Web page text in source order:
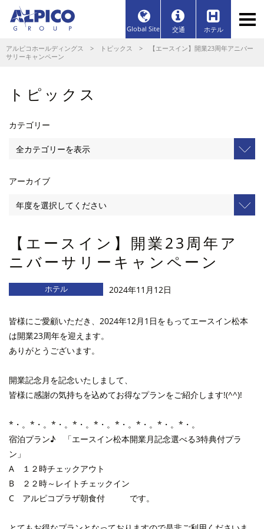
Global Site 交通 ホテル
アルピコホールディングス > トピックス > 【エースイン】開業23周年アニバー
サリーキャンペーン
トピックス
カテゴリー
アーカイブ
【エースイン】開業23周年ア
ニバーサリーキャンペーン
ホテル 2024年11月12日
皆様にご愛顧いただき、2024年12月1日をもってエースイン松本
は開業23周年を迎えます。
ありがとうございます。
開業記念月を記念いたしまして、
皆様に感謝の気持ちを込めてお得なプランをご紹介します!(^^)!
*・。*・。*・。*・。*・。*・。*・。*・。*・。
宿泊プラン♪ 「エースイン松本開業月記念選べる3特典付プラ
ン」
A １２時チェックアウト
B ２２時～レイトチェックイン
C アルピコプラザ朝食付 です。